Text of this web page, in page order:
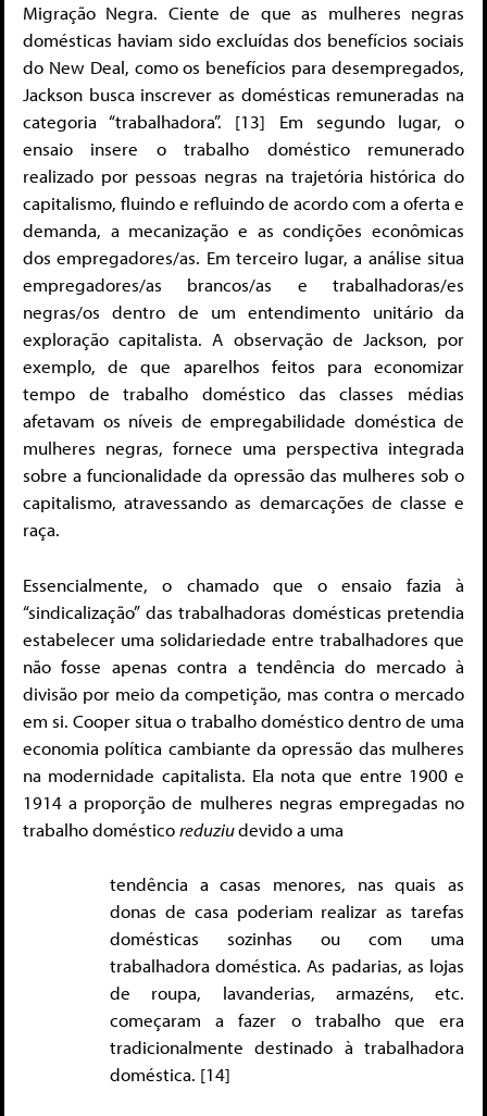
Migração Negra. Ciente de que as mulheres negras
domésticas haviam sido excluídas dos benefícios sociais
do New Deal, como os benefícios para desempregados,
Jackson busca inscrever as domésticas remuneradas na
categoria “trabalhadora”. [13] Em segundo lugar, o
ensaio insere o trabalho doméstico remunerado
realizado por pessoas negras na trajetória histórica do
capitalismo, fluindo e refluindo de acordo com a oferta e
demanda, a mecanização e as condições econômicas
dos empregadores/as. Em terceiro lugar, a análise situa
empregadores/as brancos/as e trabalhadoras/es
negras/os dentro de um entendimento unitário da
exploração capitalista. A observação de Jackson, por
exemplo, de que aparelhos feitos para economizar
tempo de trabalho doméstico das classes médias
afetavam os níveis de empregabilidade doméstica de
mulheres negras, fornece uma perspectiva integrada
sobre a funcionalidade da opressão das mulheres sob o
capitalismo, atravessando as demarcações de classe e
raça.
Essencialmente, o chamado que o ensaio fazia à
“sindicalização” das trabalhadoras domésticas pretendia
estabelecer uma solidariedade entre trabalhadores que
não fosse apenas contra a tendência do mercado à
divisão por meio da competição, mas contra o mercado
em si. Cooper situa o trabalho doméstico dentro de uma
economia política cambiante da opressão das mulheres
na modernidade capitalista. Ela nota que entre 1900 e
1914 a proporção de mulheres negras empregadas no
trabalho domésticoreduziudevido a uma
tendência a casas menores, nas quais as
donas de casa poderiam realizar as tarefas
domésticas sozinhas ou com uma
trabalhadora doméstica. As padarias, as lojas
de roupa, lavanderias, armazéns, etc.
começaram a fazer o trabalho que era
tradicionalmente destinado à trabalhadora
doméstica. [14]